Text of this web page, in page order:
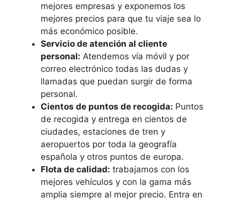
mejores empresas y exponemos los
mejores precios para que tu viaje sea lo
más económico posible.
Servicio de atención al cliente
personal: Atendemos vía móvil y por
correo electrónico todas las dudas y
llamadas que puedan surgir de forma
personal.
Cientos de puntos de recogida: Puntos
de recogida y entrega en cientos de
ciudades, estaciones de tren y
aeropuertos por toda la geografía
española y otros puntos de europa.
Flota de calidad: trabajamos con los
mejores vehículos y con la gama más
amplia siempre al mejor precio. Entra en